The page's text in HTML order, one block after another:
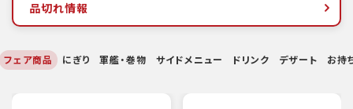
品切れ情報
フェア商品 にぎり 軍艦・巻物 サイドメニュー ドリンク デザート お持